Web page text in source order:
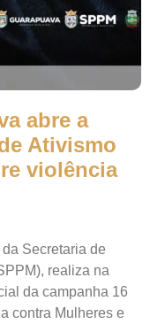
abre a
Ativismo
violência
Secretaria de
realiza na
da campanha 16
contra Mulheres e